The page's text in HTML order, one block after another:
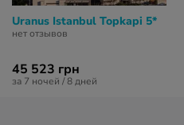
Uranus Istanbul Topkapi 5*
нет отзывов
45 523 грн
за 7 ночей / 8 дней